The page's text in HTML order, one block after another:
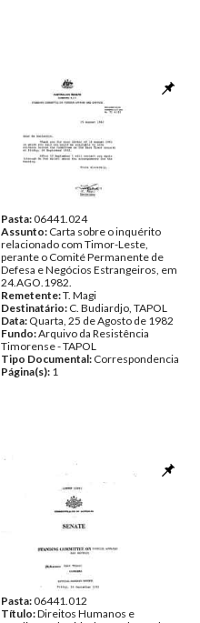
Pasta:06441.024
Assunto: Carta sobre o inquérito
relacionado com Timor-Leste,
perante o Comité Permanente de
Defesa e Negócios Estrangeiros, em
24.AGO.1982.
Remetente:T. Magi
Destinatário: C. Budiardjo, TAPOL
Data: Quarta, 25 de Agosto de 1982
Fundo:Arquivo da Resistência
Timorense - TAPOL
Tipo Documental: Correspondencia
Página(s): 1
Pasta:06441.012
Título:Direitos Humanos e